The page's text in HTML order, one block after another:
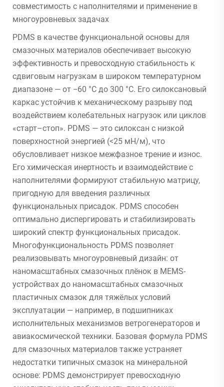
совместимость с наполнителями и применение в
многоуровневых задачах
PDMS в качестве функциональной основы для
смазочных материалов обеспечивает высокую
эффективность и превосходную стабильность к
сдвиговым нагрузкам в широком температурном
диапазоне — от −60 °C до 300 °C. Его силоксановый
каркас устойчив к механическому разрыву под
воздействием колебательных нагрузок или циклов
«старт–стоп». PDMS — это силоксан с низкой
поверхностной энергией (<25 мН/м), что
обусловливает низкое межфазное трение и износ.
Его химическая инертность и взаимодействие с
наполнителями формируют стабильную матрицу,
пригодную для введения различных
функциональных присадок. PDMS способен
оптимально диспергировать и стабилизировать
широкий спектр функциональных присадок.
Многофункциональность PDMS позволяет
реализовывать многоуровневый дизайн: от
наномасштабных смазочных плёнок в MEMS-
устройствах до наномасштабных смазочных
пластичных смазок для тяжёлых условий
эксплуатации — например, в подшипниках
исполнительных механизмов ветрогенераторов и
авиакосмической техники. Базовая формула PDMS
для смазочных материалов также устраняет
недостатки типичных смазок на минеральной
основе: PDMS демонстрирует превосходную